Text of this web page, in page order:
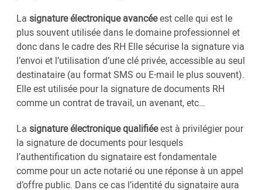
La signature électronique avancéeest celle qui est le
plus souvent utilisée dans le domaine professionnel et
donc dans le cadre des RH Elle sécurise la signature via
l’envoi et l’utilisation d’une clé privée, accessible au seul
destinataire (au format SMS ou E-mail le plus souvent).
Elle est utilisée pour la signature de documents RH
comme un contrat de travail, un avenant, etc…
La signature électronique qualifiéeest à privilégier pour
la signature de documents pour lesquels
l’authentification du signataire est fondamentale
comme pour un acte notarié ou une réponse à un appel
d’offre public. Dans ce cas l’identité du signataire aura